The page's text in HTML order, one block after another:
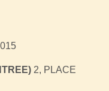
2, PLACE